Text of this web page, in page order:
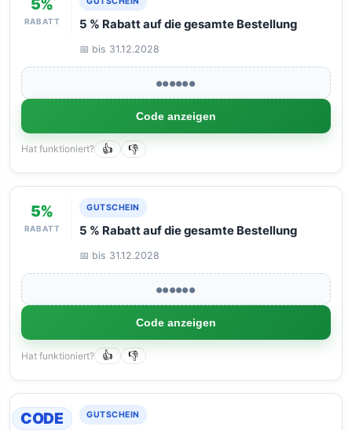
5%
RABATT 5 % Rabatt auf die gesamte Bestellung
📅 bis 31.12.2028
●●●●●●
Code anzeigen
Hat funktioniert? 👍 👎
5%
RABATT
GUTSCHEIN
5 % Rabatt auf die gesamte Bestellung
📅 bis 31.12.2028
●●●●●●
Code anzeigen
Hat funktioniert? 👍 👎
CODE GUTSCHEIN